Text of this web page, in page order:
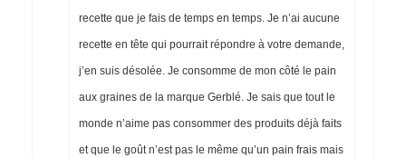
recette que je fais de temps en temps. Je n’ai aucune
recette en tête qui pourrait répondre à votre demande,
j’en suis désolée. Je consomme de mon côté le pain
aux graines de la marque Gerblé. Je sais que tout le
monde n’aime pas consommer des produits déjà faits
et que le goût n’est pas le même qu’un pain frais mais